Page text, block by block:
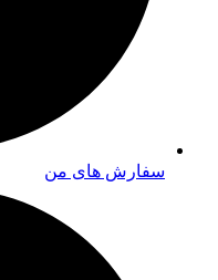
سفارش های من